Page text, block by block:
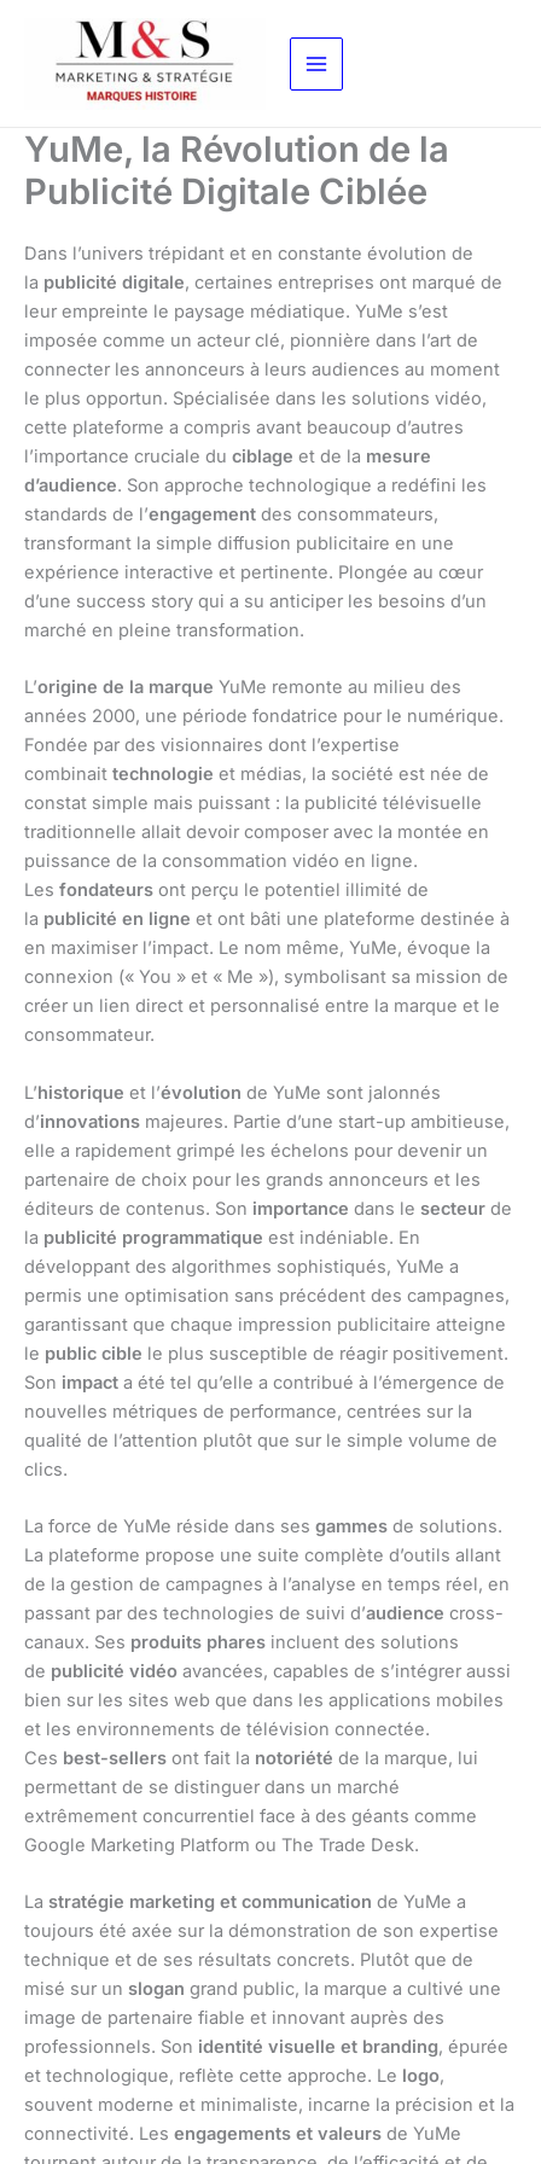
contenu
YuMe, la Révolution de la
Publicité Digitale Ciblée
Dans l’univers trépidant et en constante évolution de
la publicité digitale, certaines entreprises ont marqué de
leur empreinte le paysage médiatique. YuMe s’est
imposée comme un acteur clé, pionnière dans l’art de
connecter les annonceurs à leurs audiences au moment
le plus opportun. Spécialisée dans les solutions vidéo,
cette plateforme a compris avant beaucoup d’autres
l’importance cruciale du ciblage et de la mesure
d’audience. Son approche technologique a redéfini les
standards de l’engagement des consommateurs,
transformant la simple diffusion publicitaire en une
expérience interactive et pertinente. Plongée au cœur
d’une success story qui a su anticiper les besoins d’un
marché en pleine transformation.
L’origine de la marque YuMe remonte au milieu des
années 2000, une période fondatrice pour le numérique.
Fondée par des visionnaires dont l’expertise
combinait technologie et médias, la société est née de
constat simple mais puissant : la publicité télévisuelle
traditionnelle allait devoir composer avec la montée en
puissance de la consommation vidéo en ligne.
Les fondateurs ont perçu le potentiel illimité de
la publicité en ligne et ont bâti une plateforme destinée à
en maximiser l’impact. Le nom même, YuMe, évoque la
connexion (« You » et « Me »), symbolisant sa mission de
créer un lien direct et personnalisé entre la marque et le
consommateur.
L’historique et l’évolution de YuMe sont jalonnés
d’innovations majeures. Partie d’une start-up ambitieuse,
elle a rapidement grimpé les échelons pour devenir un
partenaire de choix pour les grands annonceurs et les
éditeurs de contenus. Son importance dans le secteur de
la publicité programmatique est indéniable. En
développant des algorithmes sophistiqués, YuMe a
permis une optimisation sans précédent des campagnes,
garantissant que chaque impression publicitaire atteigne
le public cible le plus susceptible de réagir positivement.
Son impact a été tel qu’elle a contribué à l’émergence de
nouvelles métriques de performance, centrées sur la
qualité de l’attention plutôt que sur le simple volume de
clics.
La force de YuMe réside dans ses gammes de solutions.
La plateforme propose une suite complète d’outils allant
de la gestion de campagnes à l’analyse en temps réel, en
passant par des technologies de suivi d’audience cross-
canaux. Ses produits phares incluent des solutions
de publicité vidéo avancées, capables de s’intégrer aussi
bien sur les sites web que dans les applications mobiles
et les environnements de télévision connectée.
Ces best-sellers ont fait la notoriété de la marque, lui
permettant de se distinguer dans un marché
extrêmement concurrentiel face à des géants comme
Google Marketing Platform ou The Trade Desk.
La stratégie marketing et communication de YuMe a
toujours été axée sur la démonstration de son expertise
technique et de ses résultats concrets. Plutôt que de
misé sur un slogan grand public, la marque a cultivé une
image de partenaire fiable et innovant auprès des
professionnels. Son identité visuelle et branding, épurée
et technologique, reflète cette approche. Le logo,
souvent moderne et minimaliste, incarne la précision et la
connectivité. Les engagements et valeurs de YuMe